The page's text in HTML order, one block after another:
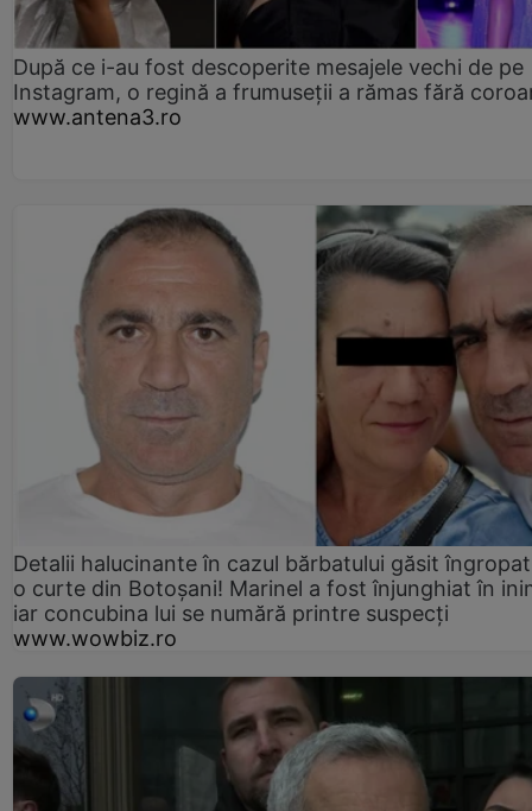
După ce i-au fost descoperite mesajele vechi de pe
Instagram, o regină a frumuseții a rămas fără
www.antena3.ro
Detalii halucinante în cazul bărbatului găsit
o curte din Botoșani! Marinel a fost înjunghiat în
iar concubina lui se numără printre suspecți
www.wowbiz.ro